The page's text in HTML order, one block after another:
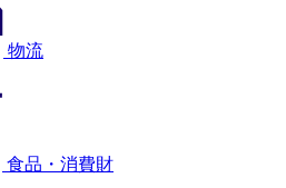
物流
食品・消費財